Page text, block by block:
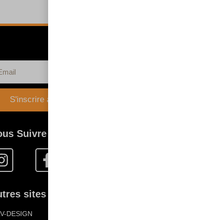
S'inscrire à la newsletter
Suivre
sites FLV :
DESIGN